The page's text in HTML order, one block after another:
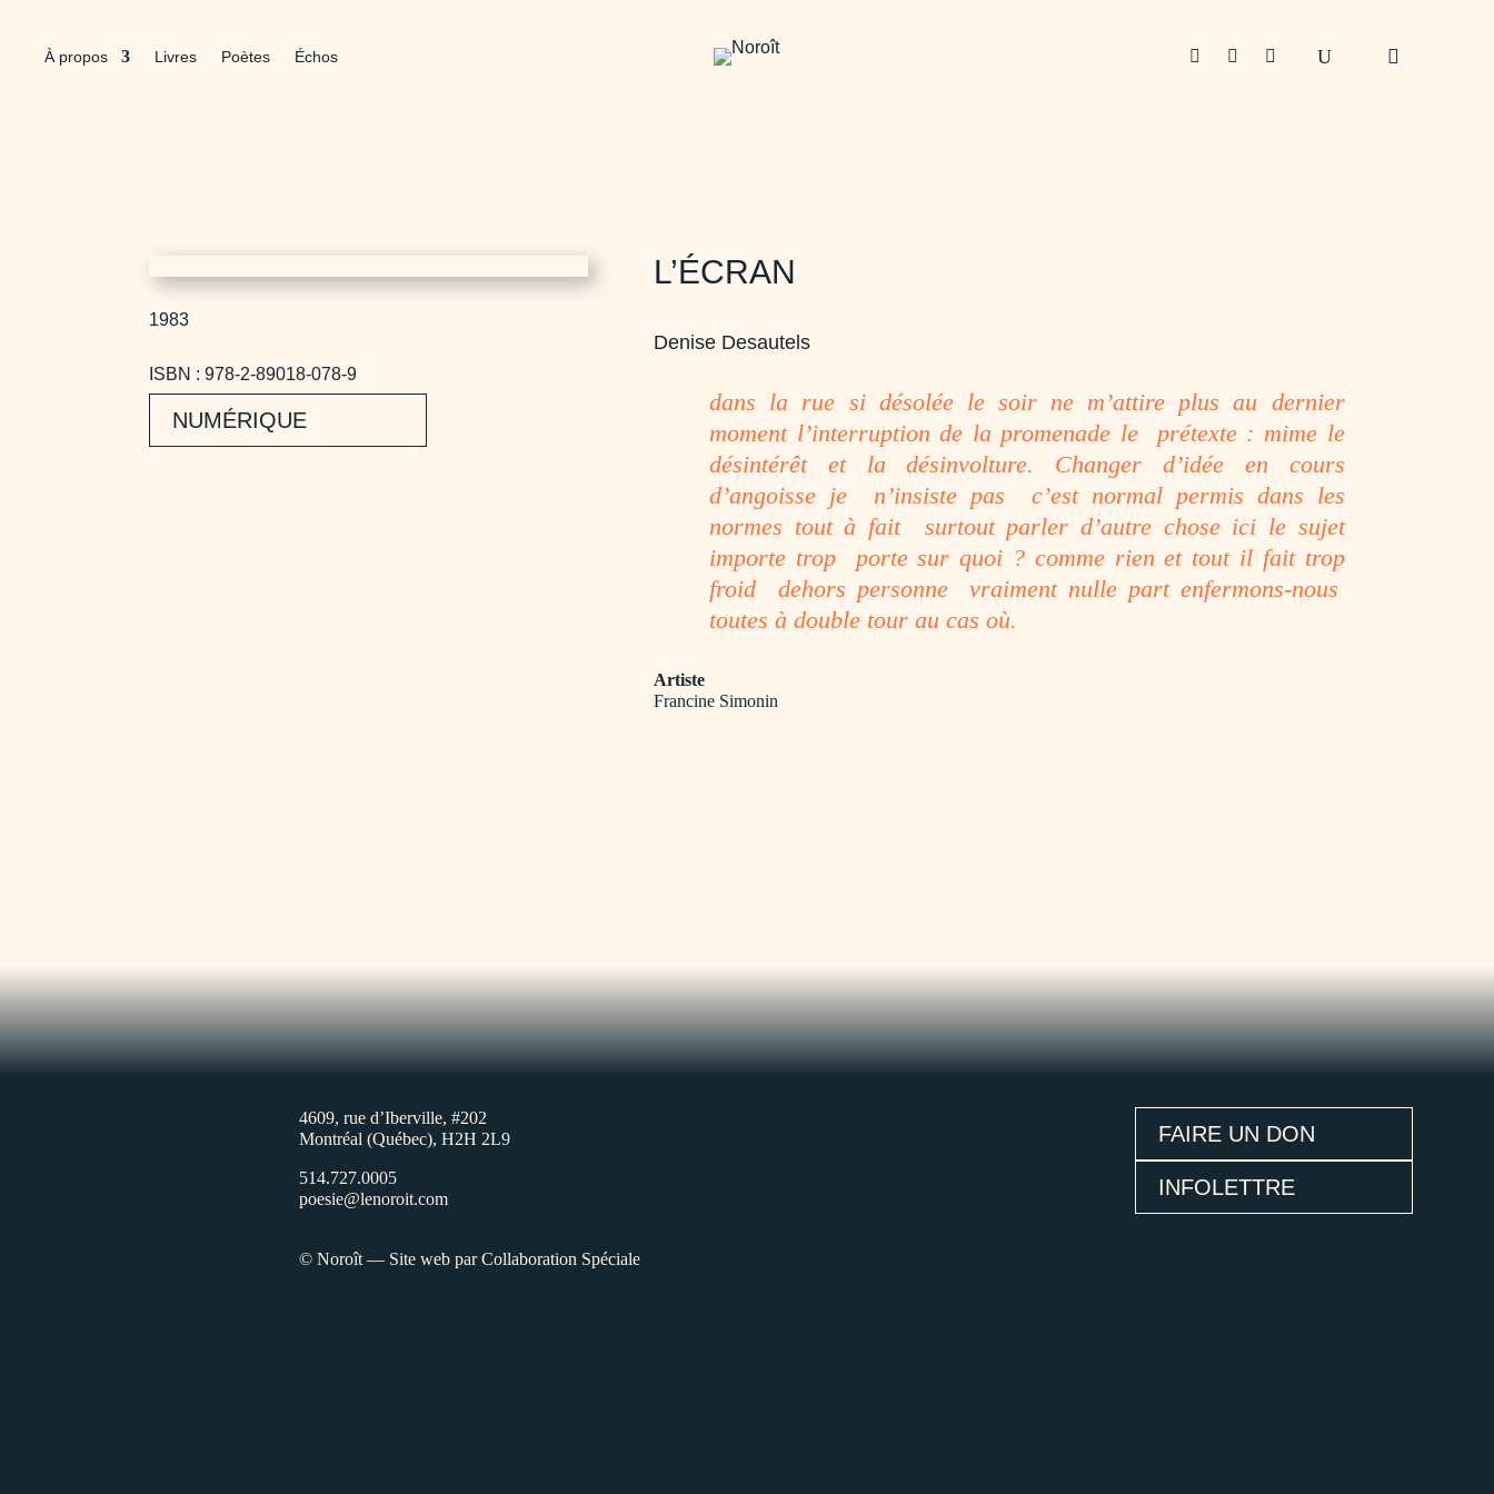
À propos Livres Poètes Échos   
1983
ISBN : 978-2-89018-078-9
NUMÉRIQUE
L’ÉCRAN
Denise Desautels
dans la rue si désolée le soir ne m’attire plus au dernier
moment l’interruption de la promenade le prétexte : mime le
désintérêt et la désinvolture. Changer d’idée en cours
d’angoisse je n’insiste pas c’est normal permis dans les
normes tout à fait surtout parler d’autre chose ici le sujet
importe trop porte sur quoi ? comme rien et tout il fait trop
froid dehors personne vraiment nulle part enfermons-nous
toutes à double tour au cas où.
Artiste
Francine Simonin
4609, rue d’Iberville, #202
Montréal (Québec), H2H 2L9
514.727.0005
poesie@lenoroit.com
© Noroît — Site web parCollaboration Spéciale
FAIRE UN DON
INFOLETTRE